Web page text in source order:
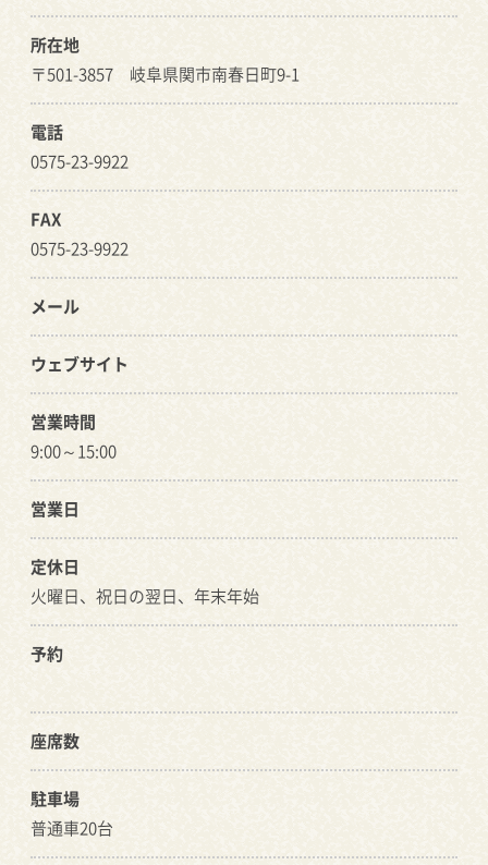
所在地
〒501-3857 岐阜県関市南春日町9-1
電話
0575-23-9922
FAX
0575-23-9922
メール
ウェブサイト
営業時間
9:00～15:00
営業日
定休日
火曜日、祝日の翌日、年末年始
予約
座席数
駐車場
普通車20台